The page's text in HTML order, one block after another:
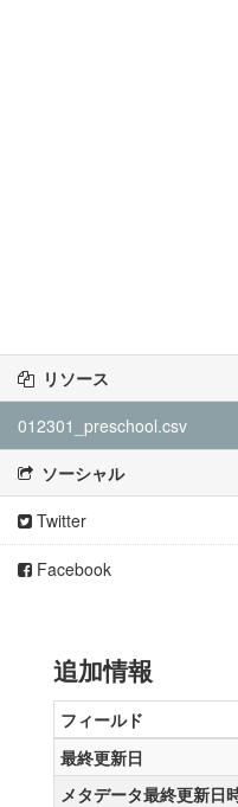
リソース
012301_preschool.csv
ソーシャル
Twitter
Facebook
追加情報
フィールド
最終更新日
メタデータ最終更新日